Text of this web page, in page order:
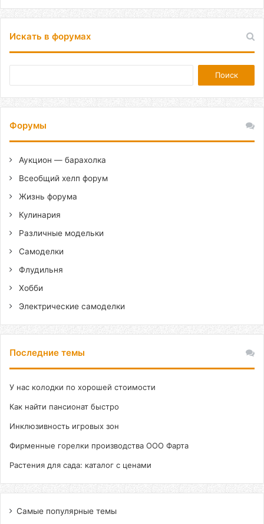
Искать в форумах
Форумы
Аукцион — барахолка
Всеобщий хелп форум
Жизнь форума
Кулинария
Различные модельки
Самоделки
Флудильня
Хобби
Электрические самоделки
Последние темы
У нас колодки по хорошей стоимости
Как найти пансионат быстро
Инклюзивность игровых зон
Фирменные горелки производства ООО Фарта
Растения для сада: каталог с ценами
Самые популярные темы